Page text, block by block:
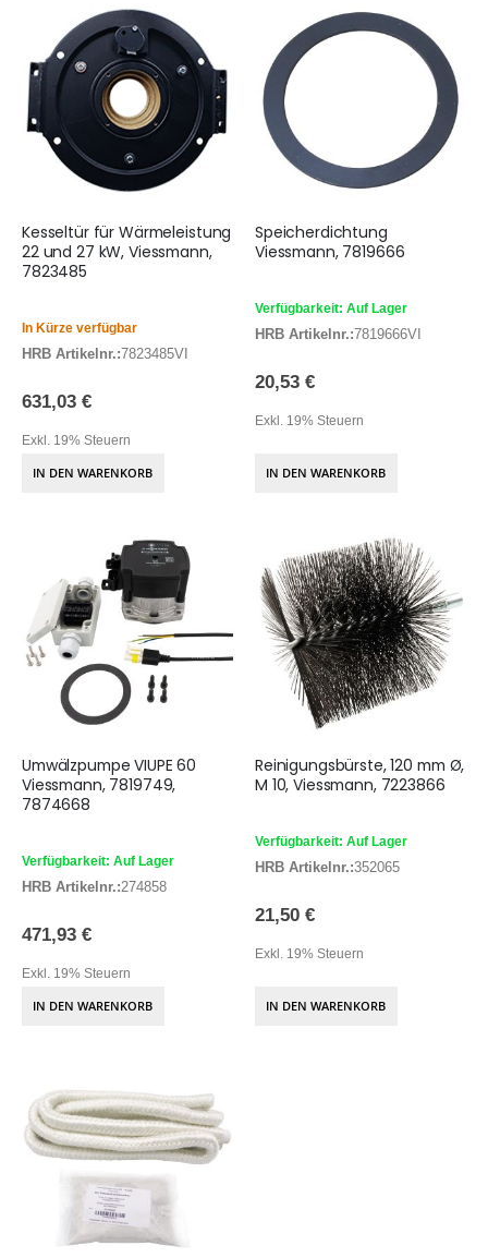
Kesseltür für Wärmeleistung
22 und 27 kW, Viessmann,
7823485
In Kürze verfügbar
HRB Artikelnr.:7823485VI
631,03 €
Exkl. 19% Steuern
IN DEN WARENKORB
Speicherdichtung
Viessmann, 7819666
Verfügbarkeit: Auf Lager
HRB Artikelnr.:7819666VI
20,53 €
Exkl. 19% Steuern
IN DEN WARENKORB
Umwälzpumpe VIUPE 60
Viessmann, 7819749,
7874668
Verfügbarkeit: Auf Lager
HRB Artikelnr.:274858
471,93 €
Exkl. 19% Steuern
IN DEN WARENKORB
Reinigungsbürste, 120 mm Ø,
M 10, Viessmann, 7223866
Verfügbarkeit: Auf Lager
HRB Artikelnr.:352065
21,50 €
Exkl. 19% Steuern
IN DEN WARENKORB